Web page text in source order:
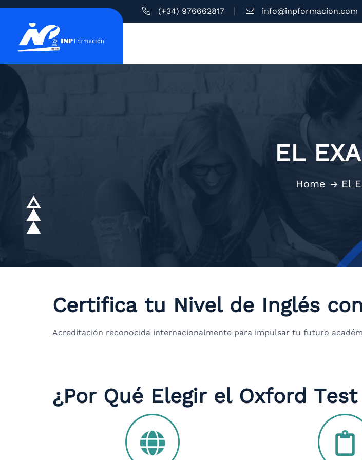
(+34) 976662817 info@inpformacion.com
EL
Home El
Certifica tu Nivel de Inglés
Acreditación reconocida internacionalmente para impulsar tu futuro
¿Por Qué Elegir el Oxford